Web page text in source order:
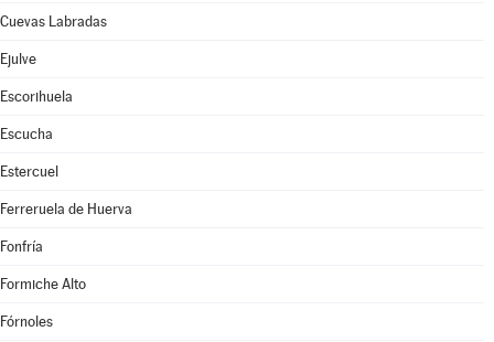
Cuevas Labradas
Ejulve
Escorihuela
Escucha
Estercuel
Ferreruela de Huerva
Fonfría
Formiche Alto
Fórnoles